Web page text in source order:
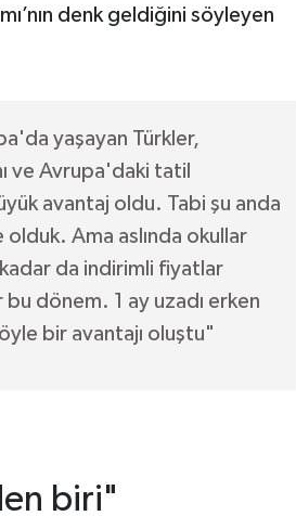
denk geldiğini söyleyen
yaşayan Türkler,
ve Avrupa'daki tatil
avantaj oldu. Tabi şu anda
Ama aslında okullar
da indirimli fiyatlar
dönem. 1 ay uzadı erken
bir avantajı oluştu"
biri"